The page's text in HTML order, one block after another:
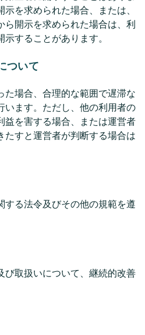
を求められた場合、または、
開示を求められた場合は、利
することがあります。
ついて
場合、合理的な範囲で遅滞な
います。ただし、他の利用者の
益を害する場合、または運営者
すと運営者が判断する場合は
る法令及びその他の規範を遵
び取扱いについて、継続的改善